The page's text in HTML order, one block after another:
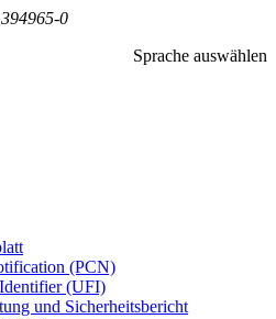
0
Sprache auswählen
(PCN)
(UFI)
und Sicherheitsbericht